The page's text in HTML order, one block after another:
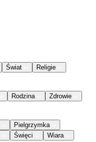
Świat
Religie
Rodzina
Zdrowie
Pielgrzymka
Święci Wiara